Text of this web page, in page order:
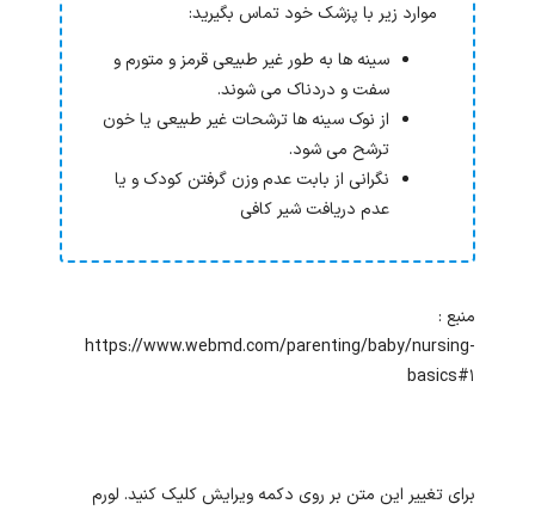
موارد زیر با پزشک خود تماس بگیرید:
سینه ها به طور غیر طبیعی قرمز و متورم و
سفت و دردناک می شوند.
از نوک سینه ها ترشحات غیر طبیعی یا خون
ترشح می شود.
نگرانی از بابت عدم وزن گرفتن کودک و یا
عدم دریافت شیر کافی
منبع :
https://www.webmd.com/parenting/baby/nursing-
basics#۱
برای تغییر این متن بر روی دکمه ویرایش کلیک کنید. لورم